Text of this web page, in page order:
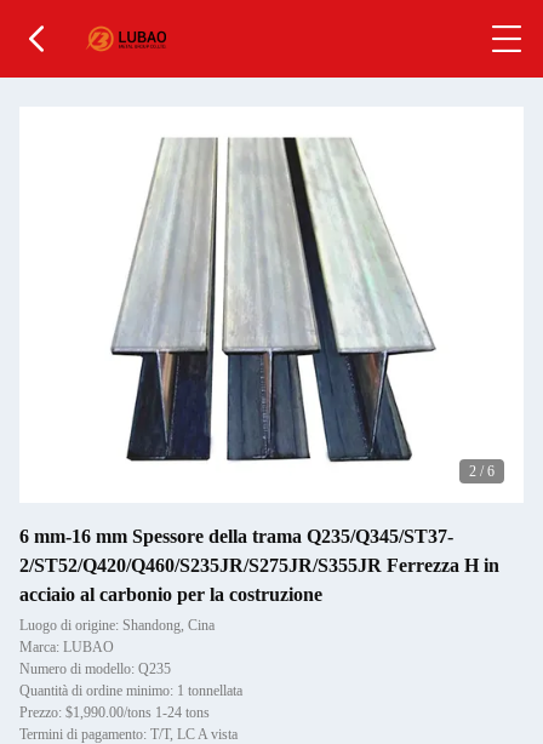
2 / 6
6 mm-16 mm Spessore della trama Q235/Q345/ST37-
2/ST52/Q420/Q460/S235JR/S275JR/S355JR Ferrezza H in
acciaio al carbonio per la costruzione
Luogo di origine: Shandong, Cina
Marca: LUBAO
Numero di modello: Q235
Quantità di ordine minimo: 1 tonnellata
Prezzo: $1,990.00/tons 1-24 tons
Termini di pagamento: T/T, LC A vista